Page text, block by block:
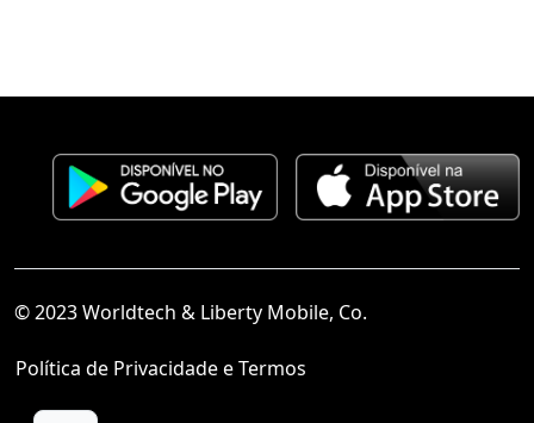
© 2023 Worldtech & Liberty Mobile, Co.
Política de Privacidade e Termos